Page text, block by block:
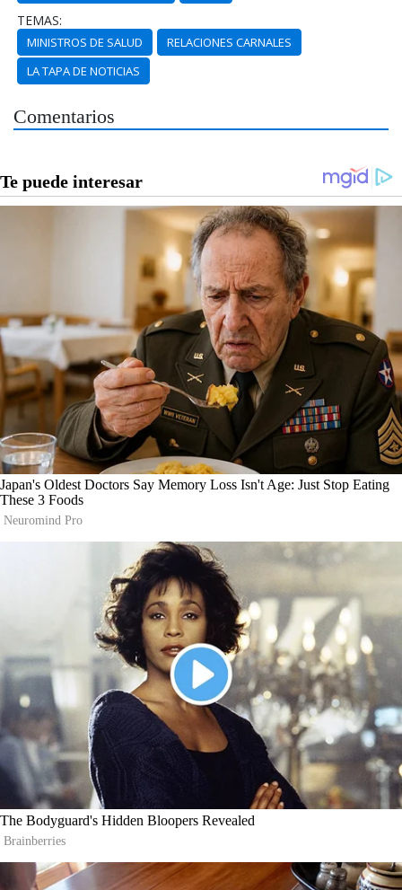
TEMAS:
MINISTROS DE SALUD
RELACIONES CARNALES
LA TAPA DE NOTICIAS
Comentarios